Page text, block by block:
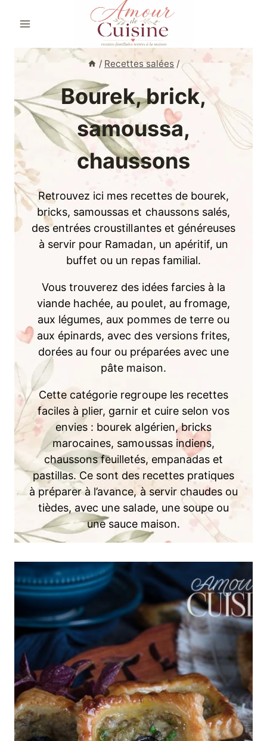
/ Recettes salées /
Bourek, brick,
samoussa,
chaussons
Retrouvez ici mes recettes de bourek,
bricks, samoussas et chaussons salés,
des entrées croustillantes et généreuses
à servir pour Ramadan, un apéritif, un
buffet ou un repas familial.
Vous trouverez des idées farcies à la
viande hachée, au poulet, au fromage,
aux légumes, aux pommes de terre ou
aux épinards, avec des versions frites,
dorées au four ou préparées avec une
pâte maison.
Cette catégorie regroupe les recettes
faciles à plier, garnir et cuire selon vos
envies : bourek algérien, bricks
marocaines, samoussas indiens,
chaussons feuilletés, empanadas et
pastillas. Ce sont des recettes pratiques
à préparer à l’avance, à servir chaudes ou
tièdes, avec une salade, une soupe ou
une sauce maison.